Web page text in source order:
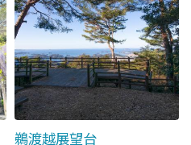
鵜渡越展望台